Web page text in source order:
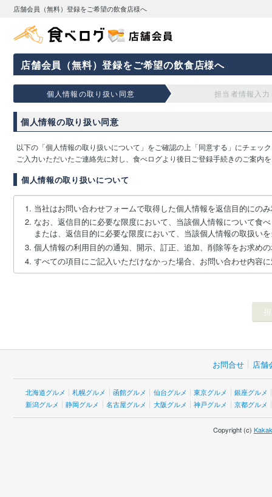
店舗会員（無料）登録をご希望の飲食店様へ
店舗会員（無料）登録をご希望の飲食店様へ
個人情報の取り扱い同意 担当者情報入力
個人情報の取り扱い同意
以下の「個人情報の取り扱いについて」をご確認の上「同意する」にチェッ
ご入力いただいたご連絡先に対し、食べログより後日ご登録手続きのご案内
個人情報の取り扱いについて
当社はお問い合わせフォームで取得した個人情報を返信目的にの
なお、返信目的に必要な限度において、当該個人情報について食
または、返信目的に必要な限度において、当該個人情報の取扱い
個人情報の利用目的の通知、開示、訂正、追加、削除等をお求め
すべての項目にご記入いただけなかった場合、お問い合わせ内容
お問合せ 店舗
北海道グルメ 札幌グルメ 函館グルメ 仙台グルメ 東京グルメ
銀座グルメ
新潟グルメ
静岡グルメ 名古屋グルメ 大阪グルメ 神戸グルメ 京都グルメ
Copyright (c)